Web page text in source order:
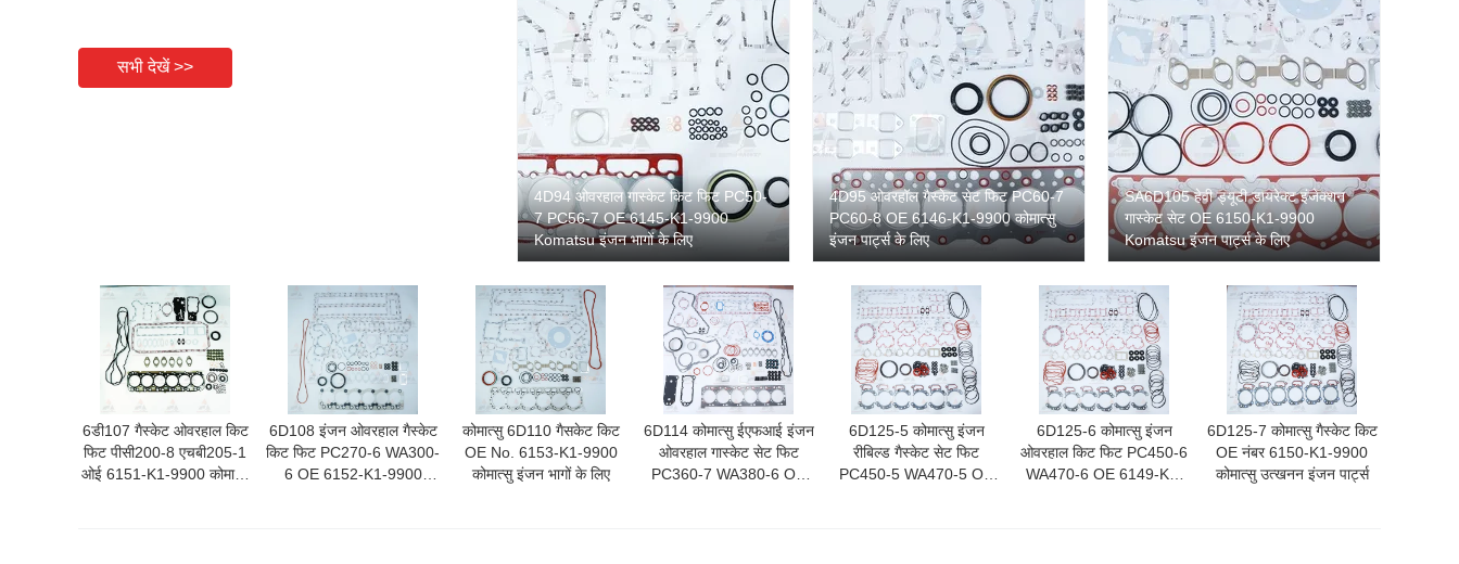
सभी देखें >>
4D94 ओवरहाल गास्केट किट फिट PC50-
7 PC56-7 OE 6145-K1-9900
Komatsu इंजन भागों के लिए
4D95 ओवरहॉल गैस्केट सेट फिट PC60-7
PC60-8 OE 6146-K1-9900 कोमात्सु
इंजन पार्ट्स के लिए
SA6D105 हेवी ड्यूटी डायरेक्ट इंजेक्शन
गास्केट सेट OE 6150-K1-9900
Komatsu इंजन पार्ट्स के लिए
6डी107 गैस्केट ओवरहाल किट
फिट पीसी200-8 एचबी205-1
ओई 6151-K1-9900 कोमात्सु
6D108 इंजन ओवरहाल गैस्केट
किट फिट PC270-6 WA300-
6 OE 6152-K1-9900
कोमात्सु 6D110 गैसकेट किट
OE No. 6153-K1-9900
कोमात्सु इंजन भागों के लिए
6D114 कोमात्सु ईएफआई इंजन
ओवरहाल गास्केट सेट फिट
PC360-7 WA380-6 OE
6D125-5 कोमात्सु इंजन
रीबिल्ड गैस्केट सेट फिट
PC450-5 WA470-5 OE
6D125-6 कोमात्सु इंजन
ओवरहाल किट फिट PC450-6
WA470-6 OE 6149-K1-
6D125-7 कोमात्सु गैस्केट किट
OE नंबर 6150-K1-9900
कोमात्सु उत्खनन इंजन पार्ट्स